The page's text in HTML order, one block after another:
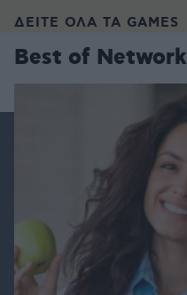
ΔΕΙΤΕ ΟΛΑ ΤΑ GAMES
Best of Network